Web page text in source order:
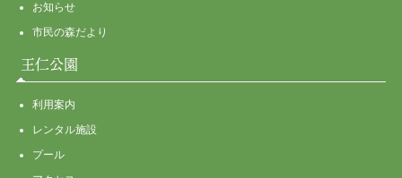
お知らせ
市民の森だより
王仁公園
利用案内
レンタル施設
プール